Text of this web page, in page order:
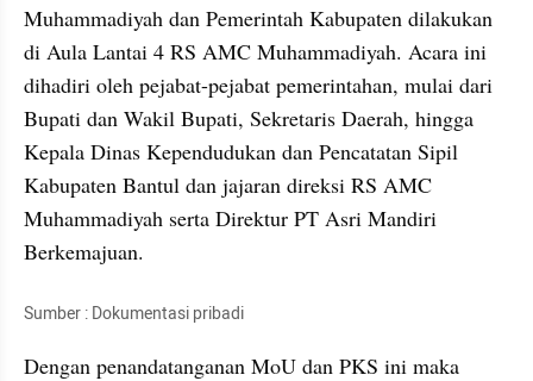
Muhammadiyah dan Pemerintah Kabupaten dilakukan
di Aula Lantai 4 RS AMC Muhammadiyah. Acara ini
dihadiri oleh pejabat-pejabat pemerintahan, mulai dari
Bupati dan Wakil Bupati, Sekretaris Daerah, hingga
Kepala Dinas Kependudukan dan Pencatatan Sipil
Kabupaten Bantul dan jajaran direksi RS AMC
Muhammadiyah serta Direktur PT Asri Mandiri
Sumber : Dokumentasi pribadi
Dengan penandatanganan MoU dan PKS ini maka